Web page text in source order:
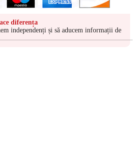
diferența
independenți și să aducem informații de